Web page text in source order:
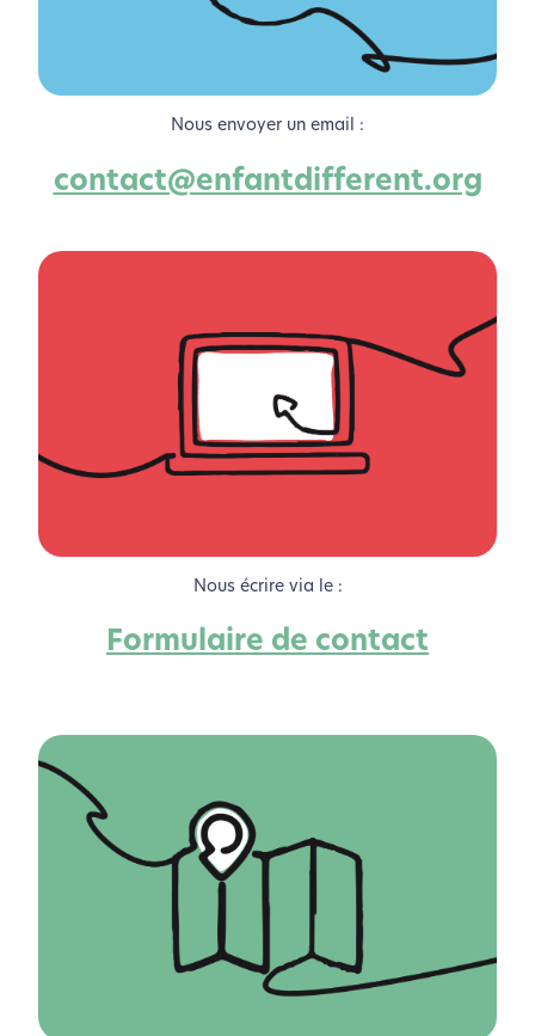
Nous envoyer un email :
contact@enfantdifferent.org
Nous écrire via le :
Formulaire de contact